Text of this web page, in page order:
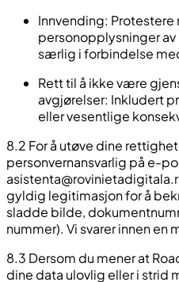
Innvending: Protestere
personopplysninger av
særlig i forbindelse
Rett til å ikke være
avgjørelser: Inkludert
eller vesentlige
8.2 For å utøve dine
personvernansvarlig på e-
gyldig legitimasjon for å
sladde bilde,
nummer). Vi svarer innen en
8.3 Dersom du mener at
dine data ulovlig eller i strid